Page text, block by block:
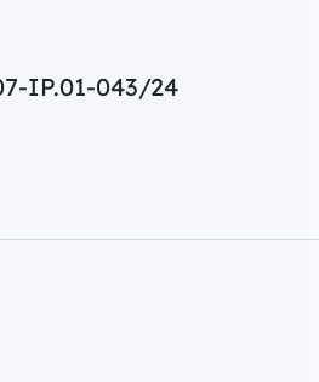
IP.01-043/24